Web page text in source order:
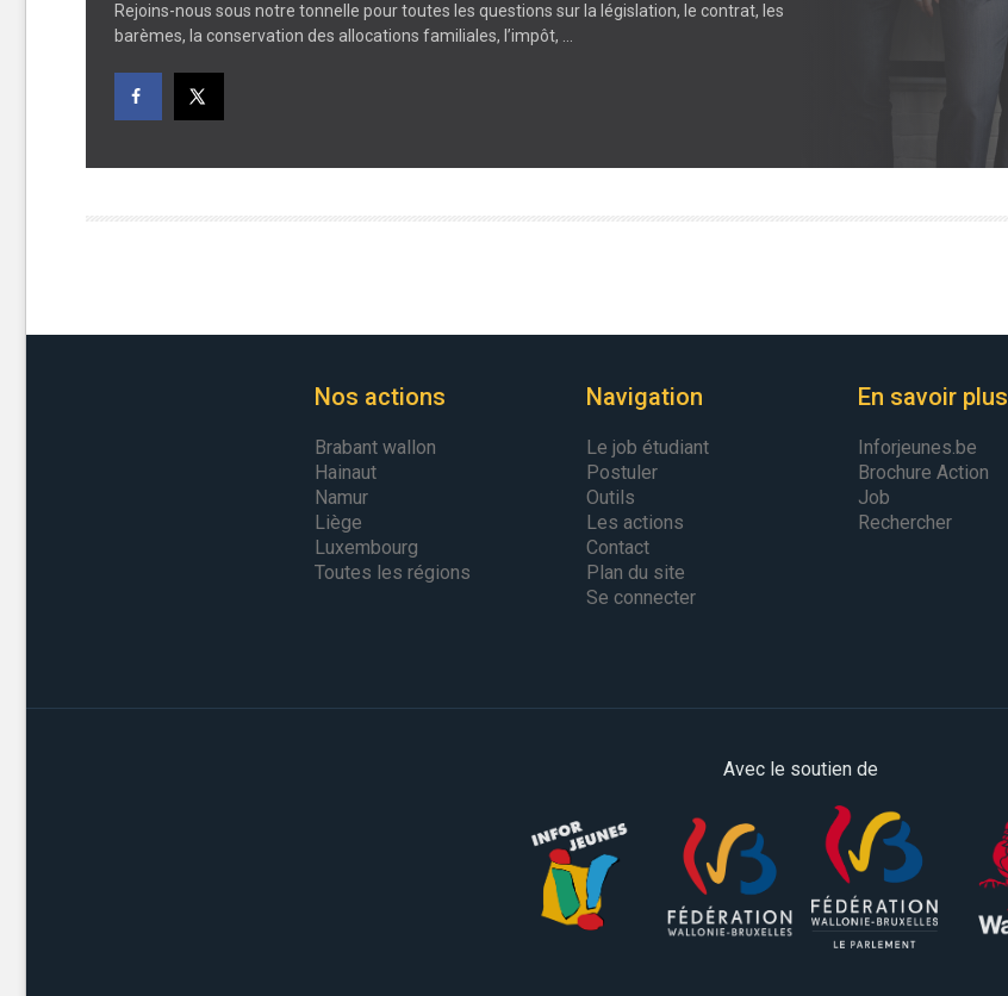
Rejoins-nous sous notre tonnelle pour toutes les questions sur la législation, le contrat, les
barèmes, la conservation des allocations familiales, l’impôt, …
Nos actions
Brabant wallon
Hainaut
Namur
Liège
Luxembourg
Toutes les régions
Navigation
Le job étudiant
Postuler
Outils
Les actions
Contact
Plan du site
Se connecter
En savoir plus
Inforjeunes.be
Brochure Action
Job
Rechercher
Avec le soutien de